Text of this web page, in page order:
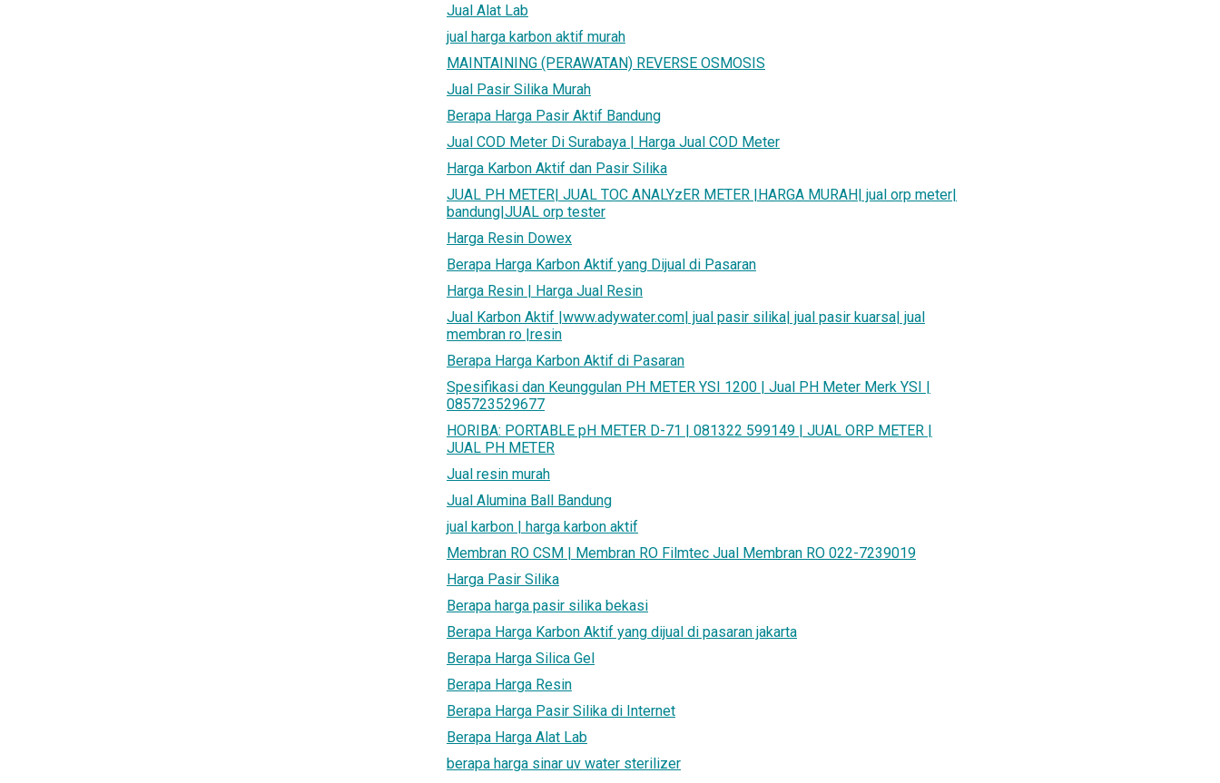
Jual Alat Lab
jual harga karbon aktif murah
MAINTAINING (PERAWATAN) REVERSE OSMOSIS
Jual Pasir Silika Murah
Berapa Harga Pasir Aktif Bandung
Jual COD Meter Di Surabaya | Harga Jual COD Meter
Harga Karbon Aktif dan Pasir Silika
JUAL PH METER| JUAL TOC ANALYzER METER |HARGA MURAH| jual orp meter|
bandung|JUAL orp tester
Harga Resin Dowex
Berapa Harga Karbon Aktif yang Dijual di Pasaran
Harga Resin | Harga Jual Resin
Jual Karbon Aktif |www.adywater.com| jual pasir silika| jual pasir kuarsa| jual
membran ro |resin
Berapa Harga Karbon Aktif di Pasaran
Spesifikasi dan Keunggulan PH METER YSI 1200 | Jual PH Meter Merk YSI |
085723529677
HORIBA: PORTABLE pH METER D-71 | 081322 599149 | JUAL ORP METER |
JUAL PH METER
Jual resin murah
Jual Alumina Ball Bandung
jual karbon | harga karbon aktif
Membran RO CSM | Membran RO Filmtec Jual Membran RO 022-7239019
Harga Pasir Silika
Berapa harga pasir silika bekasi
Berapa Harga Karbon Aktif yang dijual di pasaran jakarta
Berapa Harga Silica Gel
Berapa Harga Resin
Berapa Harga Pasir Silika di Internet
Berapa Harga Alat Lab
berapa harga sinar uv water sterilizer